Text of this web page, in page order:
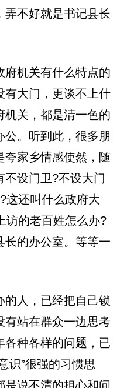
弄不好就是书记县长
府机关有什么特点的
有大门，更谈不上什
机关，都是清一色的
。听到此，很多朋
夸家乡情感使然，随
不设门卫?不设大门
这还叫什么政府大
访的老百姓怎么办?
长的办公室。等等一
的人，已经把自己锁
有站在群众一边思考
各种各样的问题，已
识”很强的习惯思
是说不清的担心和问